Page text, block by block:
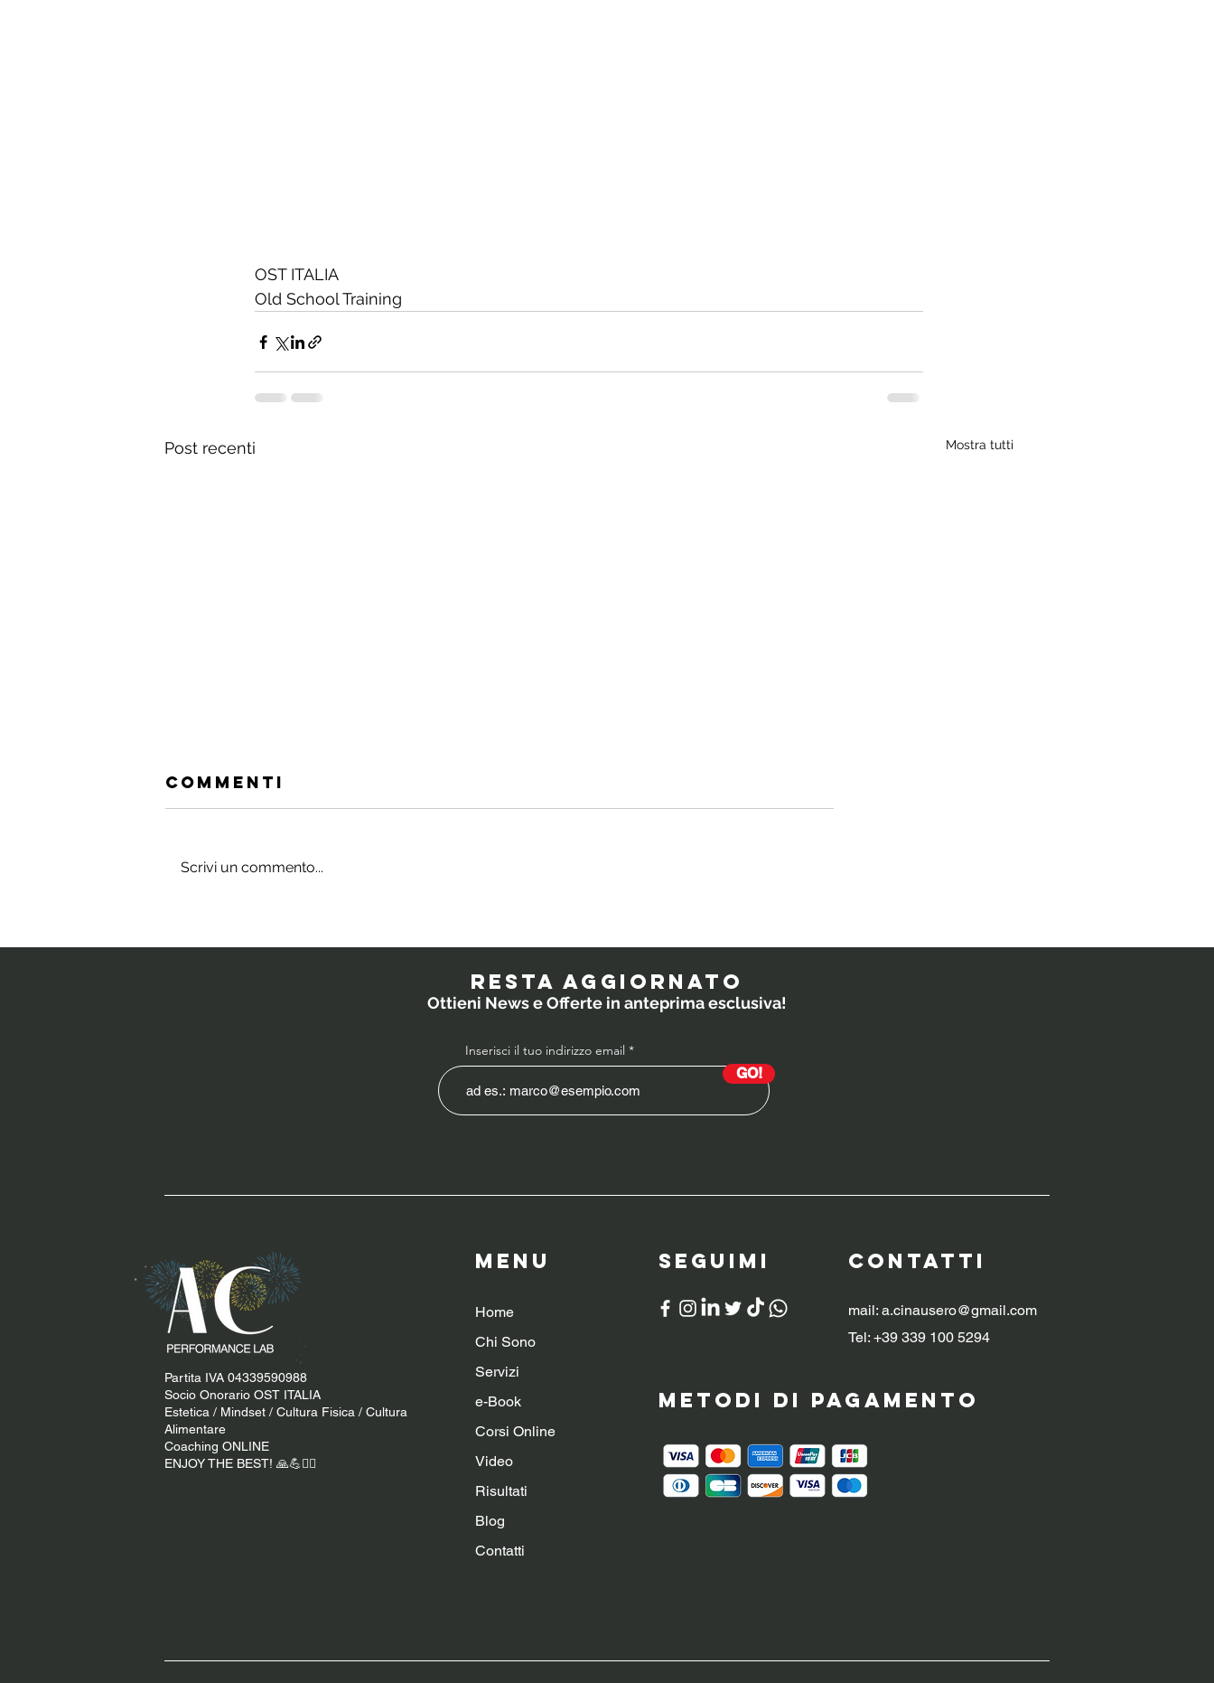
OST ITALIA
Old School Training
Post recenti Mostra tutti
che stimolano
probiotici
medici ai
bambini?
POWERBUILDING
Commenti
Scrivi un commento...
RESTA AGGIORNATO
Ottieni News e Offerte in anteprima esclusiva!
Inserisci il tuo indirizzo email
GO!
Partita IVA 04339590988
Socio Onorario OST ITALIA
Estetica / Mindset / Cultura Fisica / Cultura
Alimentare
Coaching ONLINE
ENJOY THE BEST! 🙏​💪​​❤️‍🔥​
Menu
Home
Chi Sono
Servizi
e-Book
Corsi Online
Video
Risultati
Blog
Contatti
SeguiMI CONTATTI
mail: a.cinausero@gmail.com
Tel: +39 339 100 5294
Metodi di pagamento